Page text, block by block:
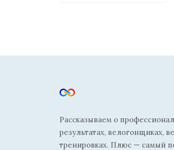
Рассказываем о
результатах, велогонщиках,
тренировках. Плюс — самый